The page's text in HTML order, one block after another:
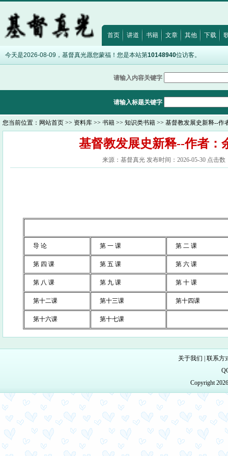
· 马太福音11:29·约翰福音8:12
首页 讲道 书籍 文章 其他 下载
今天是2026-08-09，基督真光愿您蒙福！您是本站第10148940位访客。
请输入内容关键字
请输入标题关键字
您当前位置： 网站首页 >> 资料库 >> 书籍 >> 知识类书籍 >> 基督教发展史新释--作
基督教发展史新释--作者：
来源：基督真光 发布时间：2026-05-30 点击数
导 论 第 一 课 第 二 课
第 四 课 第 五 课 第 六 课
第 八 课 第 九 课 第 十 课
第十二课 第十三课 第十四课
第十六课 第十七课
关于我们
联系方
Copyright